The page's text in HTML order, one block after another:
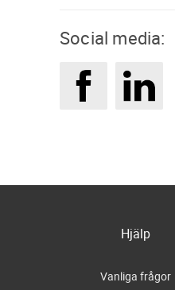
Social media:
Hjälp
Vanliga frågor